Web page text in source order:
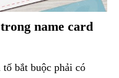
name card
bắt buộc phải có